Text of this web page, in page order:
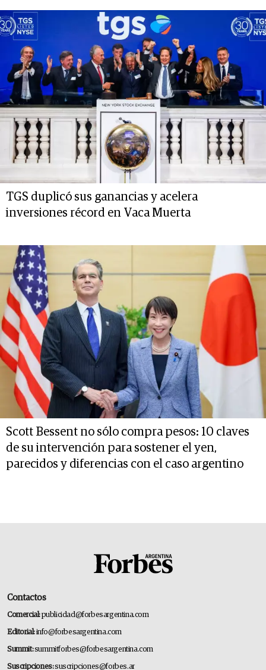
TGS duplicó sus ganancias y acelera
inversiones récord en Vaca Muerta
Scott Bessent no sólo compra pesos: 10 claves
de su intervención para sostener el yen,
parecidos y diferencias con el caso argentino
Contactos
Comercial:publicidad@forbesargentina.com
Editorial:info@forbesargentina.com
Summit:summitforbes@forbesargentina.com
Suscripciones:suscripciones@forbes.ar